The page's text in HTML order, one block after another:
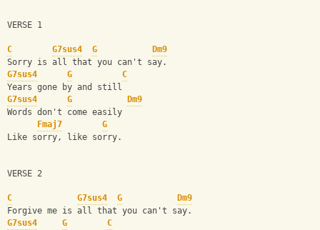
VERSE 1
C G7sus4 G
Dm9
Sorry is all that you can't say.
G7sus4
G
C
Years gone by and still
G7sus4
G
Dm9
Words don't come easily
Fmaj7
G
Like sorry, like sorry.
VERSE 2
C G7sus4 G
Dm9
Forgive me is all that you can't say.
G7sus4
G
C